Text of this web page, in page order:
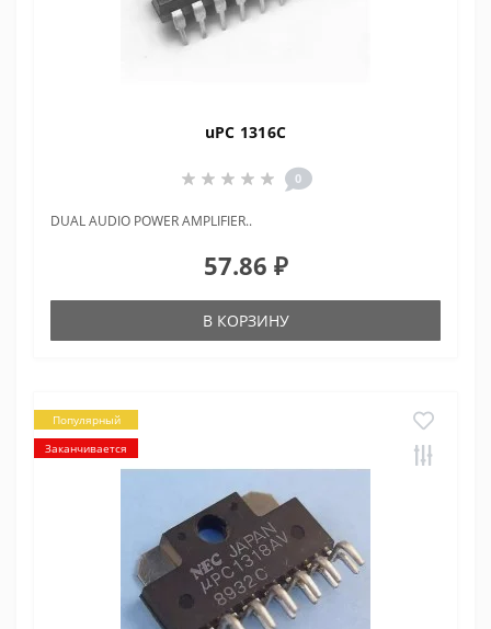
uPC 1316C
0
DUAL AUDIO POWER AMPLIFIER..
57.86 ₽
В КОРЗИНУ
Популярный
Заканчивается